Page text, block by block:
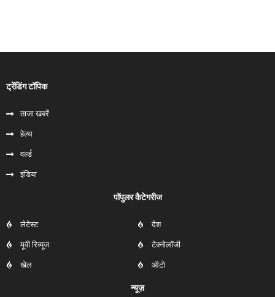
ट्रेंडिंग टॉपिक
ताजा खबरें
हेल्‍थ
वर्ल्ड
इंडिया
पॉपुलर कैटेगरीज
लेटेस्ट
मूवी रिव्यूज
खेल
देश
टेक्नोलॉजी
ऑटो
न्यूज़